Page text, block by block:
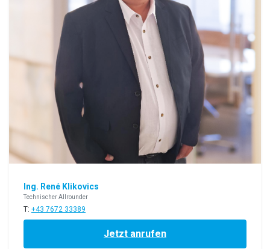
Ing. René Klikovics
Technischer Allrounder
T: +43 7672 33389
Jetzt anrufen